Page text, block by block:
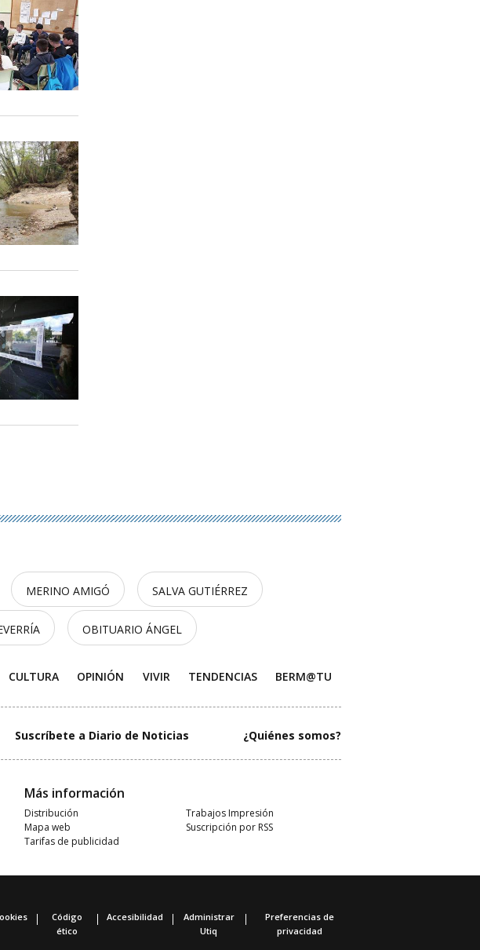
MERINO AMIGÓ SALVA GUTIÉRREZ
OBITUARIO ÁNGEL
CULTURA OPINIÓN VIVIR TENDENCIAS BERM@TU
Suscríbete a Diario de Noticias ¿Quiénes somos?
Más información
Distribución
Trabajos Impresión
Mapa web
Suscripción por RSS
Tarifas de publicidad
Código
ético
Accesibilidad
Administrar
Utiq
Preferencias de
privacidad